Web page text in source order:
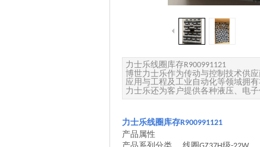
力士乐线圈库存R900991121
博世力士乐作为传动与控制技术供
应用与工程及工业自动化等领域拥
力士乐还为客户提供各种液压、电
力士乐线圈库存R900991121
产品属性